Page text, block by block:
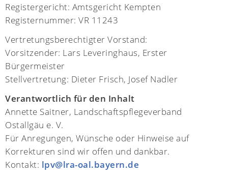
Registergericht: Amtsgericht Kempten
Registernummer: VR 11243
Vertretungsberechtigter Vorstand:
Vorsitzender: Lars Leveringhaus, Erster
Bürgermeister
Stellvertretung: Dieter Frisch, Josef Nadler
Verantwortlich für den Inhalt
Annette Saitner, Landschaftspflegeverband
Ostallgäu e. V.
Für Anregungen, Wünsche oder Hinweise auf
Korrekturen sind wir offen und dankbar.
Kontakt: lpv@lra-oal.bayern.de